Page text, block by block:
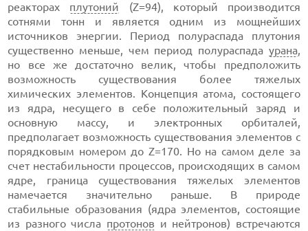
реакторах плутоний (Z=94), который производится
сотнями тонн и является одним из мощнейших
источников энергии. Период полураспада плутония
существенно меньше, чем период полураспада урана,
но все же достаточно велик, чтобы предположить
возможность существования более тяжелых
химических элементов. Концепция атома, состоящего
из ядра, несущего в себе положительный заряд и
основную массу, и электронных орбиталей,
предполагает возможность существования элементов с
порядковым номером до Z=170. Но на самом деле за
счет нестабильности процессов, происходящих в самом
ядре, граница существования тяжелых элементов
намечается значительно раньше. В природе
стабильные образования (ядра элементов, состоящие
из разного числа протонов и нейтронов) встречаются